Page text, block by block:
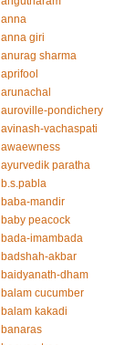
anna
anna giri
anurag sharma
aprifool
arunachal
auroville-pondichery
avinash-vachaspati
awaewness
ayurvedik paratha
b.s.pabla
baba-mandir
baby peacock
bada-imambada
badshah-akbar
baidyanath-dham
balam cucumber
balam kakadi
banaras